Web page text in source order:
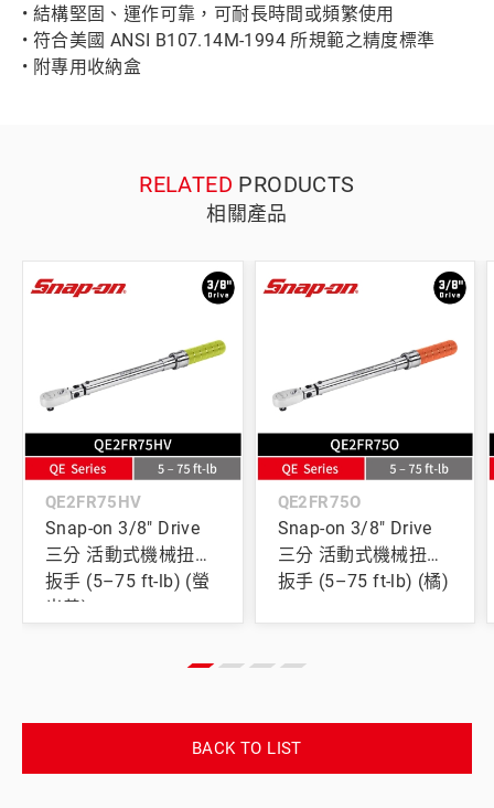
• 結構堅固、運作可靠，可耐長時間或頻繁使用
• 符合美國 ANSI B107.14M-1994 所規範之精度標準
• 附專用收納盒
RELATED PRODUCTS
相關產品
QE2FR75HV
Snap-on 3/8" Drive
三分 活動式機械扭力
扳手 (5–75 ft-lb) (螢
光黃)
QE2FR75O
Snap-on 3/8" Drive
三分 活動式機械扭力
扳手 (5–75 ft-lb) (橘)
BACK TO LIST